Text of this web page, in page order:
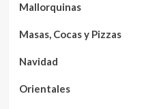
Mallorquinas
Masas, Cocas y Pizzas
Navidad
Orientales